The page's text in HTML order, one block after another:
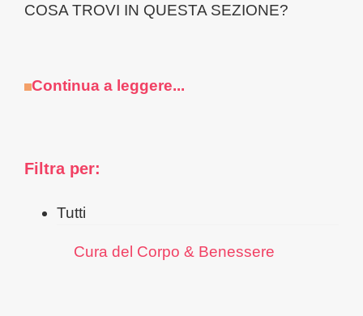
COSA TROVI IN QUESTA SEZIONE?
Continua a leggere...
Filtra per:
Tutti
Cura del Corpo & Benessere